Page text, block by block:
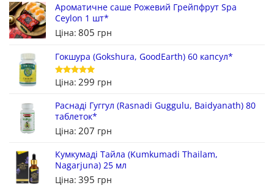
Ароматичне саше Рожевий Грейпфрут Spa
Ceylon 1 шт*
Ціна: 805 грн
Гокшура (Gokshura, GoodEarth) 60 капсул*
Оцінено в
з 5
Ціна: 299 грн
Раснаді Гуггул (Rasnadi Guggulu, Baidyanath) 80
таблеток*
Ціна: 207 грн
Кумкумаді Тайла (Kumkumadi Thailam,
Nagarjuna) 25 мл
Ціна: 395 грн